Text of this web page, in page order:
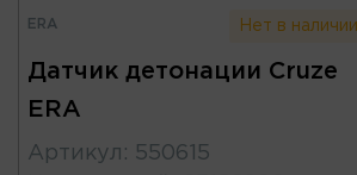
ERA Нет в наличии
Датчик детонации Cruze
ERA
Артикул : 550615